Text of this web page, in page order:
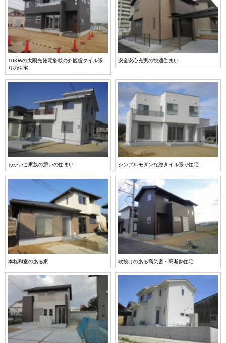
10KWの太陽光発電搭載の外観総タイル張
りの住宅
安全安心充実の快適住まい
わかいご家族の憩いの住まい シンプルモダンな総タイル張り住宅
本格和室のある家 吹抜けのある高気密・高断熱住宅